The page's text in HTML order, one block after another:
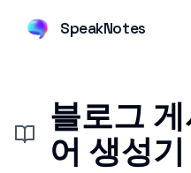
SpeakNotes
블로그
어 생성기